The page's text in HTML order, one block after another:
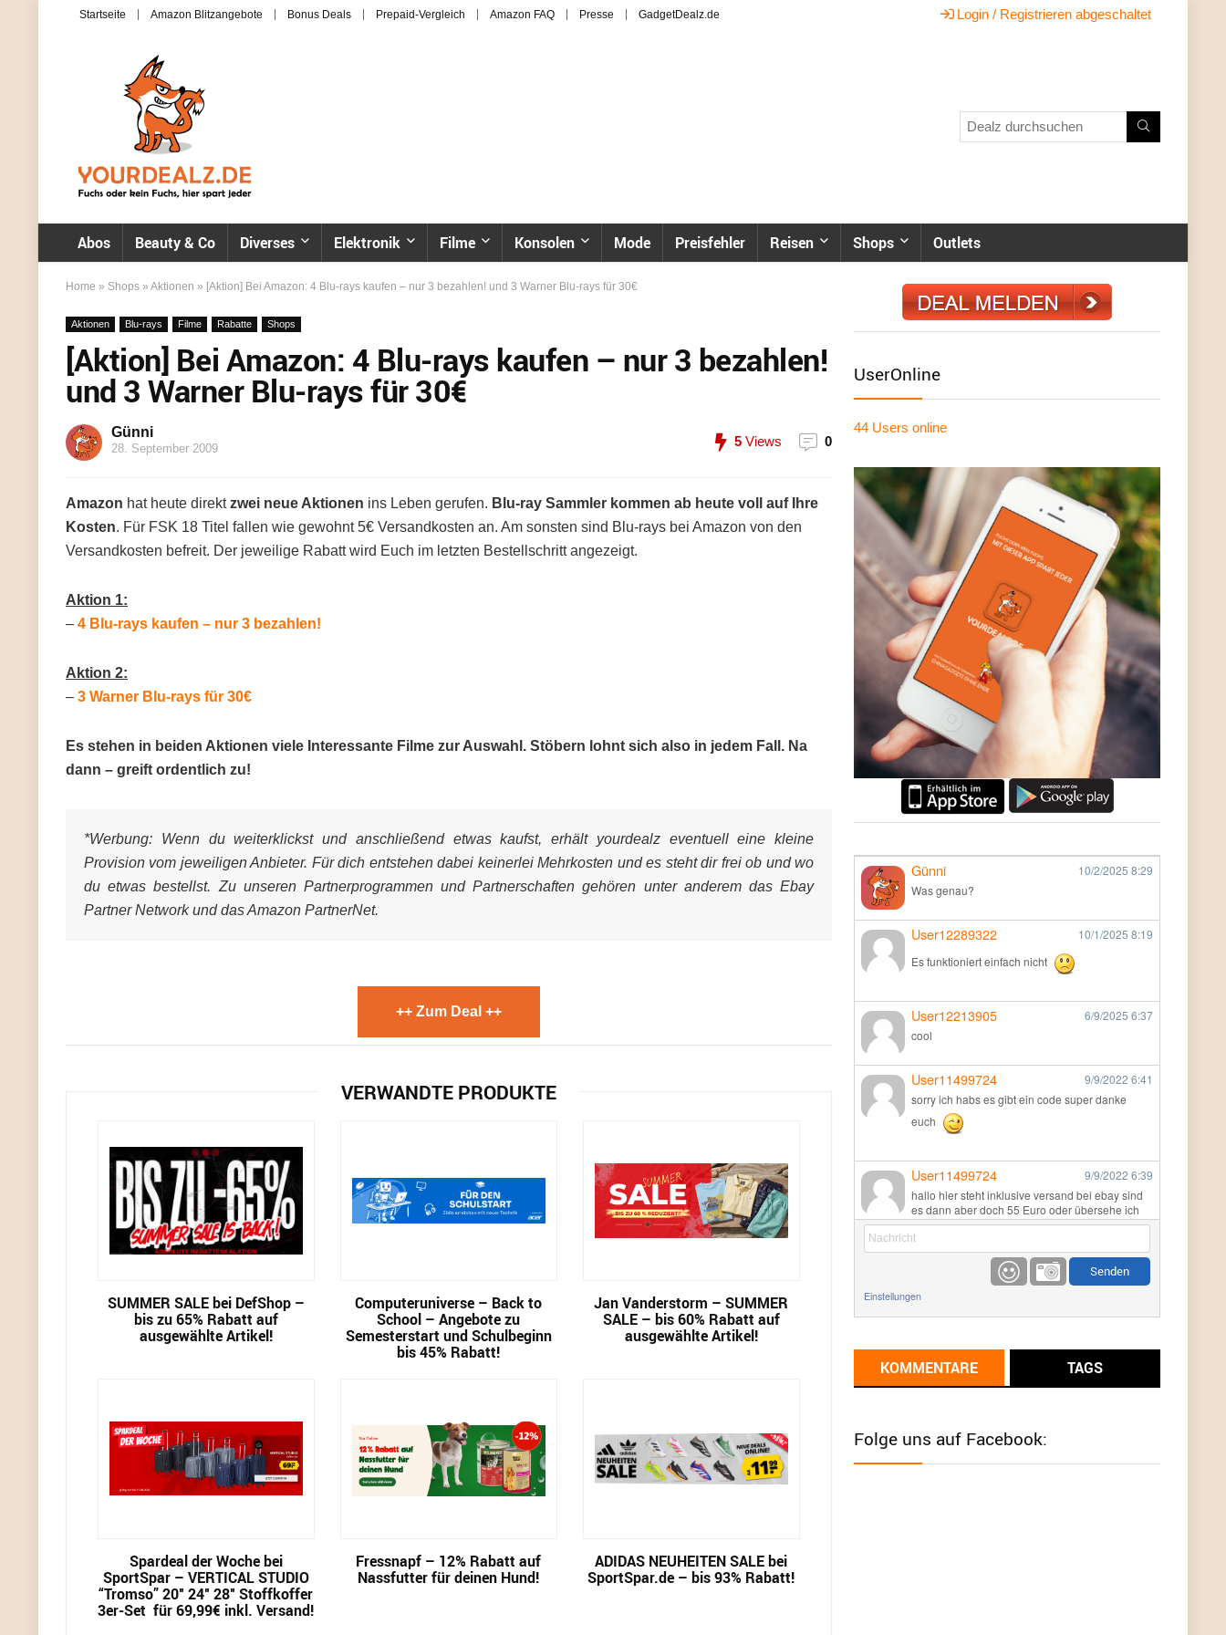
Startseite Amazon Blitzangebote Bonus Deals Prepaid-Vergleich Amazon FAQ Presse GadgetDealz.de Login / Registrieren abgeschaltet
Abos Beauty & Co Diverses Elektronik Filme Konsolen Mode Preisfehler Reisen Shops Outlets
Home » Shops » Aktionen » [Aktion] Bei Amazon: 4 Blu-rays kaufen – nur 3 bezahlen! und 3 Warner Blu-rays für 30€
Aktionen Blu-rays Filme Rabatte Shops
[Aktion] Bei Amazon: 4 Blu-rays kaufen – nur 3 bezahlen!
und 3 Warner Blu-rays für 30€
Günni
28. September 2009 5 Views 0
Amazon hat heute direktzwei neue Aktionen ins Leben gerufen. Blu-ray Sammler kommen ab heute voll auf Ihre
Kosten. Für FSK 18 Titel fallen wie gewohnt 5€ Versandkosten an. Am sonsten sind Blu-rays bei Amazon von den
Versandkosten befreit. Der jeweilige Rabatt wird Euch im letzten Bestellschritt angezeigt.
Aktion 1:
– 4 Blu-rays kaufen – nur 3 bezahlen!
Aktion 2:
– 3 Warner Blu-rays für 30€
Es stehen in beiden Aktionen viele Interessante Filme zur Auswahl. Stöbern lohnt sich also in jedem Fall. Na
dann – greift ordentlich zu!
*Werbung: Wenn du weiterklickst und anschließend etwas kaufst, erhält yourdealz eventuell eine kleine
Provision vom jeweiligen Anbieter. Für dich entstehen dabei keinerlei Mehrkosten und es steht dir frei ob und wo
du etwas bestellst. Zu unseren Partnerprogrammen und Partnerschaften gehören unter anderem das Ebay
Partner Network und das Amazon PartnerNet.
++ Zum Deal ++
VERWANDTE PRODUKTE
SUMMER SALE bei DefShop –
bis zu 65% Rabatt auf
ausgewählte Artikel!
Computeruniverse – Back to
School – Angebote zu
Semesterstart und Schulbeginn
bis 45% Rabatt!
Jan Vanderstorm – SUMMER
SALE – bis 60% Rabatt auf
ausgewählte Artikel!
Spardeal der Woche bei
SportSpar – VERTICAL STUDIO
“Tromso” 20″ 24″ 28″ Stoffkoffer
3er-Set für 69,99€ inkl. Versand!
Fressnapf – 12% Rabatt auf
Nassfutter für deinen Hund!
ADIDAS NEUHEITEN SALE bei
SportSpar.de – bis 93% Rabatt!
UserOnline
44 Users online
Günni 10/2/2025 8:29
Was genau?
User12289322 10/1/2025 8:19
Es funktioniert einfach nicht
User12213905 6/9/2025 6:37
cool
User11499724 9/9/2022 6:41
sorry ich habs es gibt ein code super danke
euch
User11499724 9/9/2022 6:39
hallo hier steht inklusive versand bei ebay sind
es dann aber doch 55 Euro oder übersehe ich
etwas
9/1/20226:17
Ich glaube du hast den Sinn eines
Schnäppchenblogs noch immer nicht
Günni 9/1/2022
meisten Deals sind Tagespreise!
Einstellungen
KOMMENTARE TAGS
Folge uns auf Facebook: